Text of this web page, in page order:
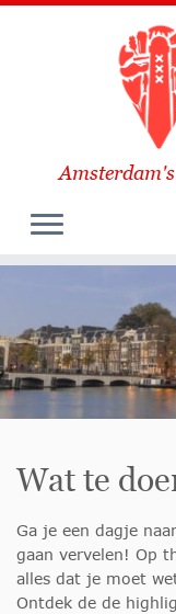
Wat te
Ga je een dagje
gaan vervelen! Op
alles dat je moet
Ontdek de de